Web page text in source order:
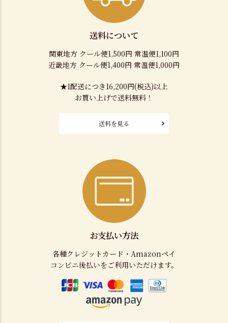
送料について
関東地方 クール便1,500円 常温便1,100円
近畿地方 クール便1,400円 常温便1,000円
★1配送につき16,200円(税込)以上
お買い上げで送料無料！
送料を見る
お支払い方法
各種クレジットカード・Amazonペイ
コンビニ後払いをご利用いただけます。